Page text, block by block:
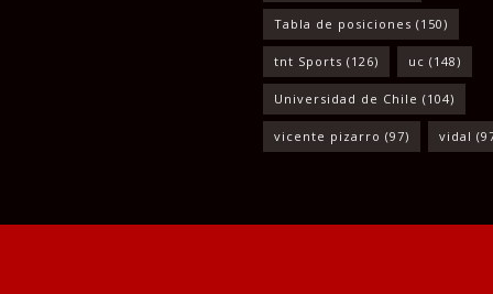
Tabla de posiciones (150)
tnt Sports (126) uc (148)
Universidad de Chile (104)
vicente pizarro (97) vidal